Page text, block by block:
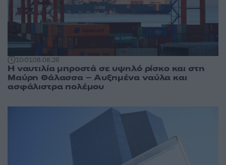
10:0108.08.26
Η ναυτιλία μπροστά σε υψηλό ρίσκο και στη
Μαύρη Θάλασσα – Αυξημένα ναύλα και
ασφάλιστρα πολέμου